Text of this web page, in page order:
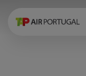
Reservar